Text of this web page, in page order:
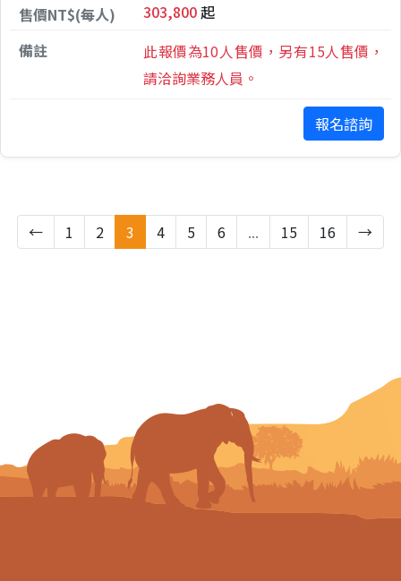
303,800起
此報價為10人售價，另有15人售價，
請洽詢業務人員。
報名諮詢
← 1 2 3 4 5 6 ... 15 16 →